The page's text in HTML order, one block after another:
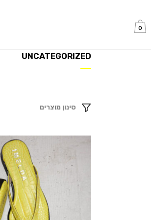
0
UNCATEGORIZED
סינון מוצרים